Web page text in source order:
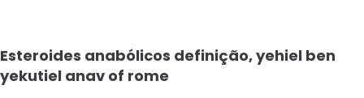
Esteroides anabólicos definição, yehiel ben
yekutiel anav of rome